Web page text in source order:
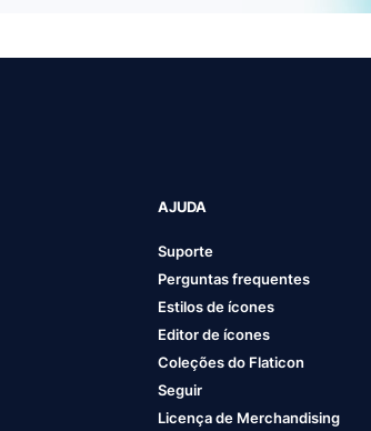
AJUDA
Suporte
Perguntas frequentes
Estilos de ícones
Editor de ícones
Coleções do Flaticon
Seguir
Licença de Merchandising